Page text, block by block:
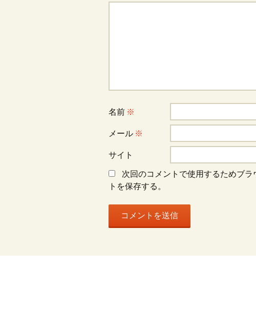
名前 ※
メール ※
サイト
次回のコメントで使用するためブ
トを保存する。